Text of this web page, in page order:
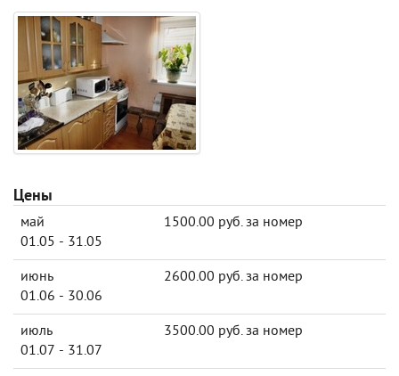
Цены
май
01.05 - 31.05
1500.00 руб. за номер
июнь
01.06 - 30.06
2600.00 руб. за номер
июль
01.07 - 31.07
3500.00 руб. за номер